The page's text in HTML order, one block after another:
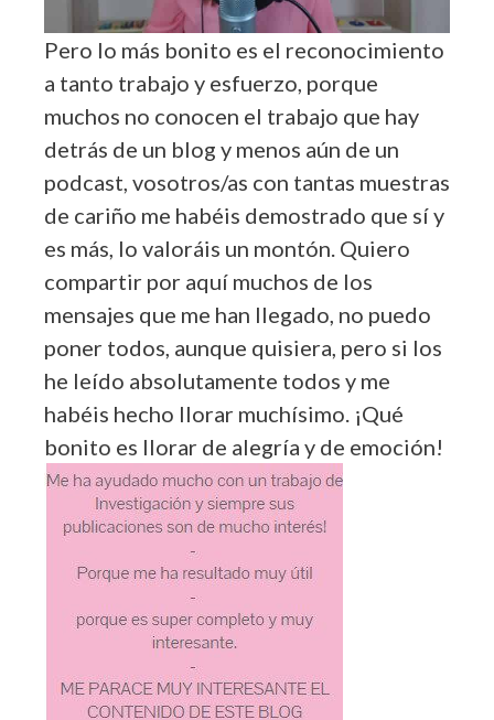
Pero lo más bonito es el reconocimiento
a tanto trabajo y esfuerzo, porque
muchos no conocen el trabajo que hay
detrás de un blog y menos aún de un
podcast, vosotros/as con tantas muestras
de cariño me habéis demostrado que sí y
es más, lo valoráis un montón. Quiero
compartir por aquí muchos de los
mensajes que me han llegado, no puedo
poner todos, aunque quisiera, pero si los
he leído absolutamente todos y me
habéis hecho llorar muchísimo. ¡Qué
bonito es llorar de alegría y de emoción!